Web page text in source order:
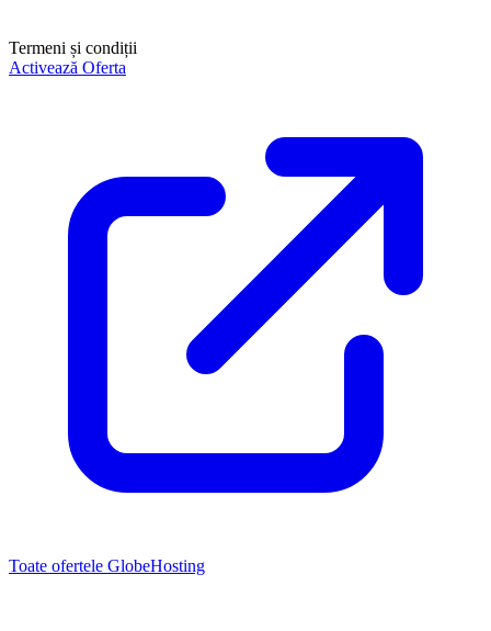
Termeni și condiții
Activează Oferta
Toate ofertele GlobeHosting